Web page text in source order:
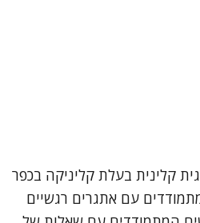
קלינית בעלת קליניקה בכפר
עם אתגרים רגשיים